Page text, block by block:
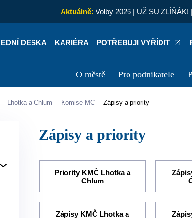
Aktuálně: Volby 2026 | UŽ SU ZLÍŇÁK! |
DESKA KARIÉRA POTŘEBUJI VYŘÍDIT
O městě Pro podnikatele
Úřední deska
Lhotka a Chlum Komise MČ Zápisy a priority
Zápisy a priority
Priority KMČ Lhotka a
Chlum
Zápisy KMČ Lhotka a